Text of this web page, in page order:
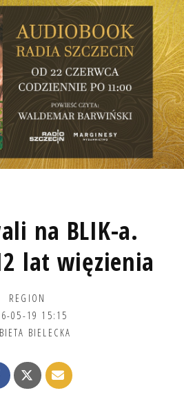
na BLIK-a.
lat więzienia
REGION
05-19 15:15
BIELECKA